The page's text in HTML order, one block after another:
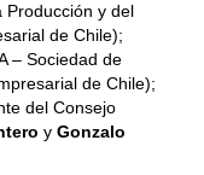
Producción y del
de Chile);
– Sociedad de
de Chile);
del Consejo
y Gonzalo